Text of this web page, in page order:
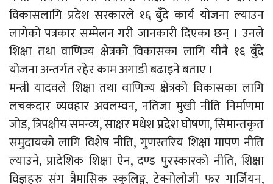
विकासलागि प्रदेश सरकारले १६ बुँदे कार्य योजना ल्याउन
लागेको पत्रकार सम्मेलन गरी जानकारी दिएका छन् । उनले
शिक्षा तथा वाणिज्य क्षेत्रको विकासका लागि यीनै १६ बुँदे
योजना अन्तर्गत रहेर काम अगाडी बढाइने बताए ।
मन्त्री यादवले शिक्षा तथा वाणिज्य क्षेत्रको विकासका लागि
लचकदार व्यवहार अवलम्वन, नतिजा मुखी नीति निर्माणमा
जोड, त्रिपक्षीय समन्व्य, साक्षर मधेश प्रदेश घोषणा, सिमान्तकृत
समुदायको लागि विशेष नीति, गुणस्तरिय शिक्षा मापण नीति
ल्याउने, प्रादेशिक शिक्षा ऐन, दण्ड पुरस्कारको नीति, शिक्षा
विज्ञहरु संग त्रैमासिक स्कुलिङ्ग, टेक्नोलोजी फर गार्जियन,